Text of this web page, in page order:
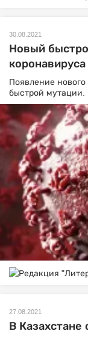
30.08.2021
Новый
Появление
быстрой мутации.
27.08.2021
В